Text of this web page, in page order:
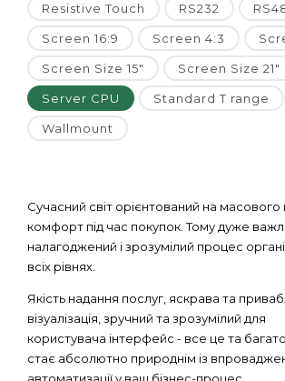
Resistive Touch RS232
Screen 16:9 Screen 4:3
Screen Size 15" Screen Size 21"
Server CPU Standard T range
Wallmount
Сучасний світ орієнтований на масового
комфорт під час покупок. Тому дуже
налагоджений і зрозумілий процес
всіх рівнях.
Якість надання послуг, яскрава та
візуалізація, зручний та зрозумілий для
користувача інтерфейс - все це та
стає абсолютно природнім із